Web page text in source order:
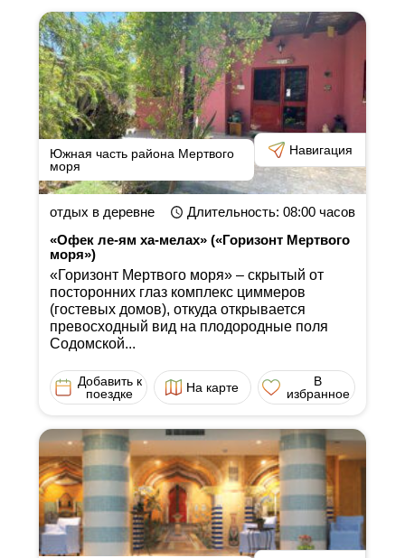
Южная часть района Мертвого
моря
Навигация
отдых в деревне Длительность: 08:00часов
«Офек ле-ям ха-мелах» («Горизонт Мертвого
моря»)
«Горизонт Мертвого моря» ‒ скрытый от
посторонних глаз комплекс циммеров
(гостевых домов), откуда открывается
превосходный вид на плодородные поля
Содомской...
Добавить к
поездке
На карте
В
избранное